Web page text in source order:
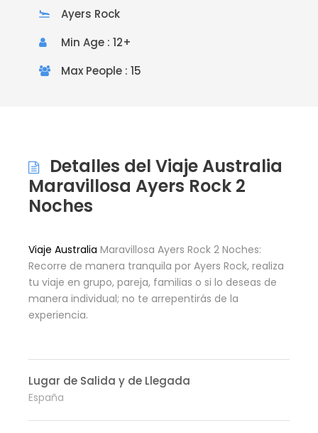
Ayers Rock
Min Age : 12+
Max People : 15
Detalles del Viaje Australia
Maravillosa Ayers Rock 2
Noches
Viaje Australia Maravillosa Ayers Rock 2 Noches:
Recorre de manera tranquila por Ayers Rock, realiza
tu viaje en grupo, pareja, familias o si lo deseas de
manera individual; no te arrepentirás de la
experiencia.
Lugar de Salida y de Llegada
España